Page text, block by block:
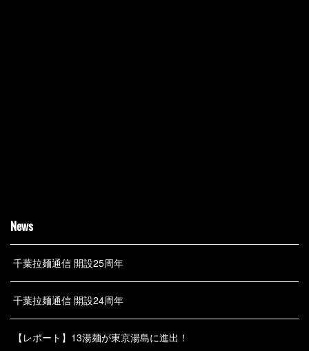
News
千葉拉麺通信 開設25周年
千葉拉麺通信 開設24周年
【レポート】13湯麺が東京湯島に進出！